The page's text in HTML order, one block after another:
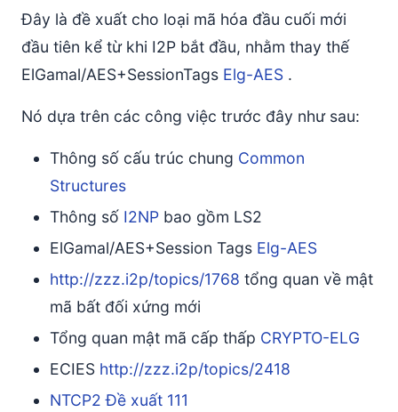
Khóa tĩnh
Tải
1c) Định dạng phiên mới (không có liên kết)
Khóa tạm thời phiên mới
Tải
1d) Định dạng một lần (không có liên kết hoặc phiên)
Khóa tạm thời một lần phiên mới
Dữ liệu giải mã phần cờ
1f) KDF cho tin nhắn Phiên mới
KDF cho nội dung được mã hóa phần Cờ/Khóa tĩnh
KDF cho phần tải (với khóa tĩnh của Alice)
KDF cho phần tải (không có khóa tĩnh của Alice)
Đây là đề xuất cho loại mã hóa đầu cuối mới
đầu tiên kể từ khi I2P bắt đầu, nhằm thay thế
ElGamal/AES+SessionTags Elg-AES .
Nó dựa trên các công việc trước đây như sau:
Thông số cấu trúc chung Common
Structures
Thông số I2NP bao gồm LS2
ElGamal/AES+Session Tags Elg-AES
http://zzz.i2p/topics/1768 tổng quan về mật
mã bất đối xứng mới
Tổng quan mật mã cấp thấp CRYPTO-ELG
ECIES http://zzz.i2p/topics/2418
NTCP2 Đề xuất 111